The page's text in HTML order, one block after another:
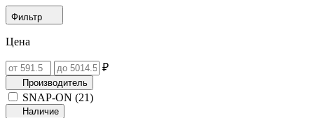
Фильтр
Цена
₽
Производитель
SNAP-ON (21)
Наличие